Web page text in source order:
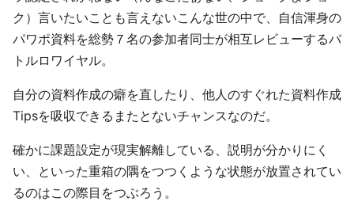
ク）言いたいことも言えないこんな世の中で、自信渾身の
パワポ資料を総勢７名の参加者同士が相互レビューするバ
トルロワイヤル。
自分の資料作成の癖を直したり、他人のすぐれた資料作成
Tipsを吸収できるまたとないチャンスなのだ。
確かに課題設定が現実解離している、説明が分かりにく
い、といった重箱の隅をつつくような状態が放置されてい
るのはこの際目をつぶろう。